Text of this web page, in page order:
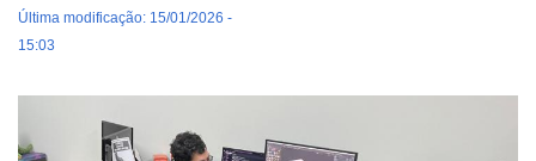
Última modificação: 15/01/2026 -
15:03